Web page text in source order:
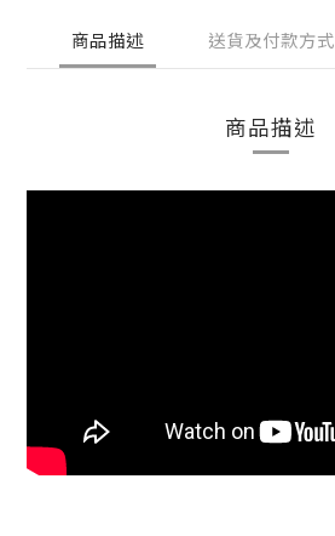
商品描述 送貨及付款方式
商品描述